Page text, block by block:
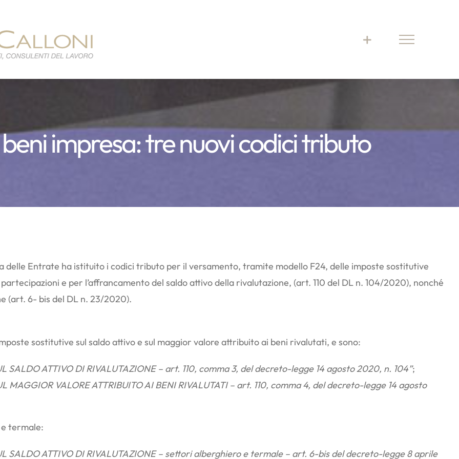
impresa: tre nuovi codici tributo
delle Entrate ha istituito i codici tributo per il versamento, tramite modello F24, delle imposte sostitutive
e per l’affrancamento del saldo attivo della rivalutazione, (art. 110 del DL n. 104/2020), nonché
(art. 6- bis del DL n. 23/2020).
sostitutive sul saldo attivo e sul maggior valore attribuito ai beni rivalutati, e sono:
SALDO ATTIVO DI RIVALUTAZIONE – art. 110, comma 3, del decreto-legge 14 agosto 2020, n. 104”;
MAGGIOR VALORE ATTRIBUITO AI BENI RIVALUTATI – art. 110, comma 4, del decreto-legge 14 agosto
termale:
SALDO ATTIVO DI RIVALUTAZIONE – settori alberghiero e termale – art. 6-bis del decreto-legge 8 aprile